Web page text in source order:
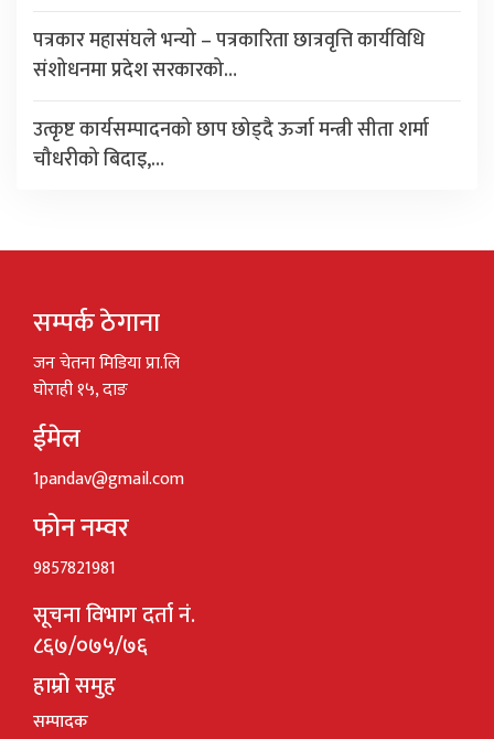
पत्रकार महासंघले भन्यो – पत्रकारिता छात्रवृत्ति कार्यविधि
संशोधनमा प्रदेश सरकारको…
उत्कृष्ट कार्यसम्पादनको छाप छोड्दै ऊर्जा मन्त्री सीता शर्मा
चौधरीको बिदाइ,…
सम्पर्क ठेगाना
जन चेतना मिडिया प्रा.लि
घोराही १५, दाङ
ईमेल
1pandav@gmail.com
फोन नम्वर
9857821981
सूचना विभाग दर्ता नं.
८६७/०७५/७६
हाम्रो समुह
सम्पादक